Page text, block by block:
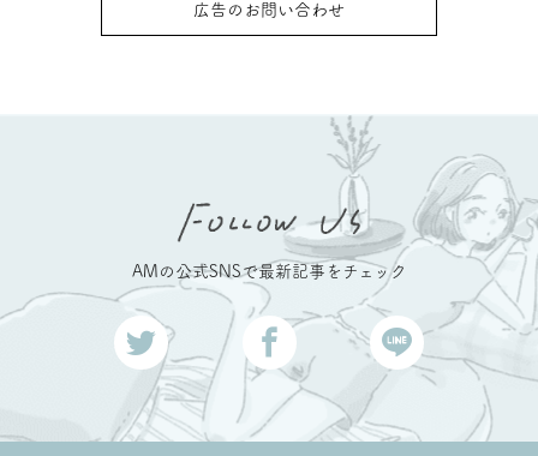
広告のお問い合わせ
AMの公式SNSで最新記事をチェック